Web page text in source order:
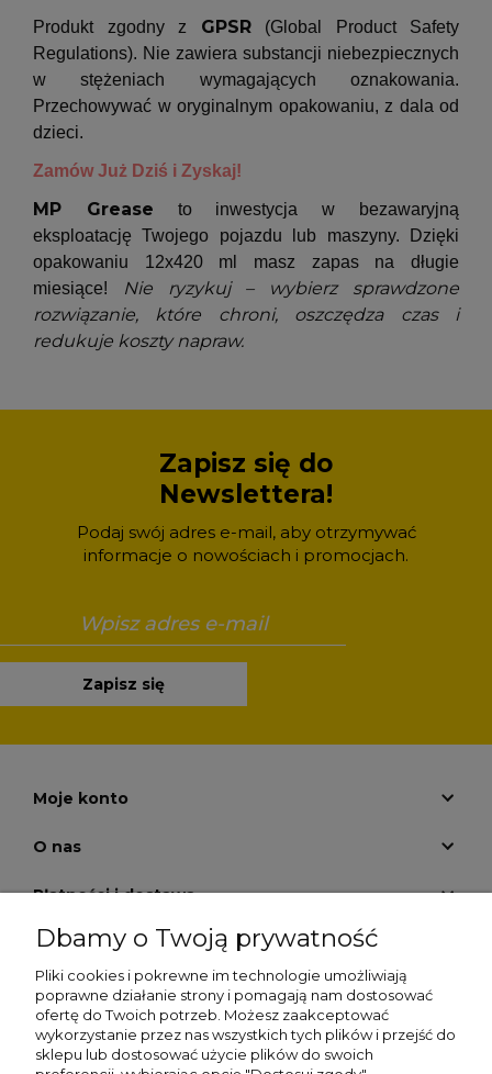
Produkt zgodny z GPSR(Global Product Safety
Regulations). Nie zawiera substancji niebezpiecznych
w stężeniach wymagających oznakowania.
Przechowywać w oryginalnym opakowaniu, z dala od
dzieci.
Zamów Już Dziś i Zyskaj!
MP Grease to inwestycja w bezawaryjną
eksploatację Twojego pojazdu lub maszyny. Dzięki
opakowaniu 12x420 ml masz zapas na długie
miesiące!
Nie ryzykuj – wybierz sprawdzone
rozwiązanie, które chroni, oszczędza czas i
redukuje koszty napraw.
Zapisz się do
Newslettera!
Podaj swój adres e-mail, aby otrzymywać
informacje o nowościach i promocjach.
Zapisz się
Moje konto
O nas
Płatności i dostawa
Pomoc
Zwrot zakupów
Informacje
Dbamy o Twoją prywatność
Pliki cookies i pokrewne im technologie umożliwiają
poprawne działanie strony i pomagają nam dostosować
ofertę do Twoich potrzeb. Możesz zaakceptować
wykorzystanie przez nas wszystkich tych plików i przejść do
sklepu lub dostosować użycie plików do swoich